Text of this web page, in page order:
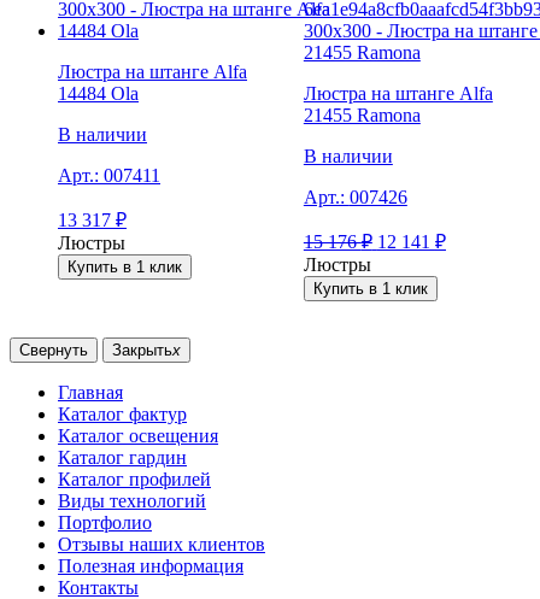
Люстра на штанге Alfa
14484 Ola
В наличии
Арт.: 007411
13 317 ₽
Люстры
Купить в 1 клик
Люстра на штанге Alfa
21455 Ramona
В наличии
Арт.: 007426
15 176₽ 12 141 ₽
Люстры
Купить в 1 клик
Свернуть Закрытьx
Главная
Каталог фактур
Каталог освещения
Каталог гардин
Каталог профилей
Виды технологий
Портфолио
Отзывы наших клиентов
Полезная информация
Контакты